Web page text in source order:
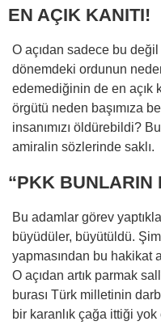
EN AÇIK KANITI!
O açıdan sadece bu
dönemdeki ordunun
edemediğinin de en açık
örgütü neden başımıza
insanımızı öldürebildi?
amiralin sözlerinde saklı.
“PKK BUNLARIN
Bu adamlar görev
büyüdüler, büyütüldü.
yapmasından bu hakikat
O açıdan artık parmak
burası Türk milletinin
bir karanlık çağa ittiği